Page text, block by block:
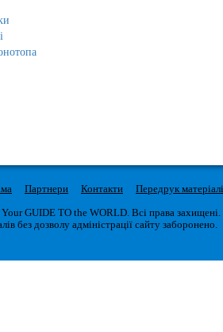
Партнери Контакти
Передрук
GUIDE TO the WORLD. Всі права захищені.
без дозволу адміністрації сайту заборонено.